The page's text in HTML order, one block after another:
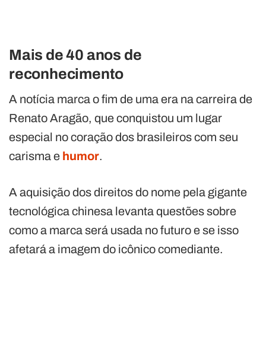
Mais de 40 anos de
reconhecimento
A notícia marca o fim de uma era na carreira de
Renato Aragão, que conquistou um lugar
especial no coração dos brasileiros com seu
carisma e humor.
A aquisição dos direitos do nome pela gigante
tecnológica chinesa levanta questões sobre
como a marca será usada no futuro e se isso
afetará a imagem do icônico comediante.